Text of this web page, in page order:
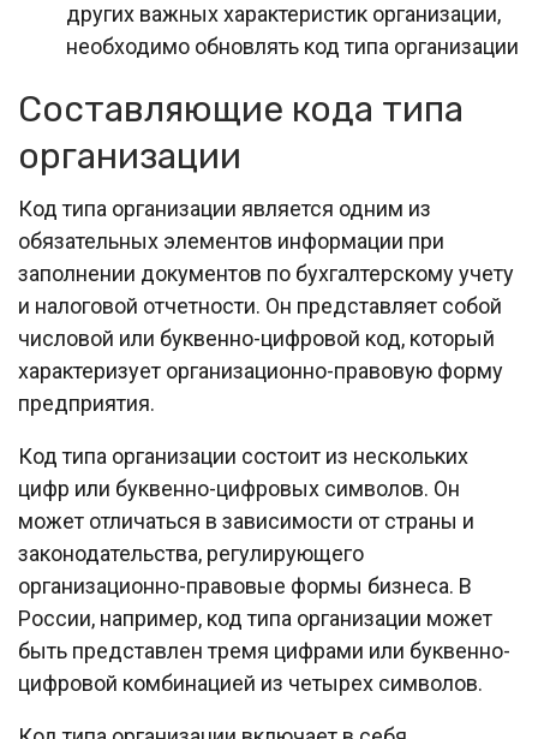
других важных характеристик организации,
необходимо обновлять код типа организации
Составляющие кода типа
организации
Код типа организации является одним из
обязательных элементов информации при
заполнении документов по бухгалтерскому учету
и налоговой отчетности. Он представляет собой
числовой или буквенно-цифровой код, который
характеризует организационно-правовую форму
предприятия.
Код типа организации состоит из нескольких
цифр или буквенно-цифровых символов. Он
может отличаться в зависимости от страны и
законодательства, регулирующего
организационно-правовые формы бизнеса. В
России, например, код типа организации может
быть представлен тремя цифрами или буквенно-
цифровой комбинацией из четырех символов.